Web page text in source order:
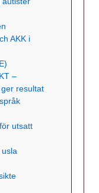
AKK i
–
resultat
utsatt